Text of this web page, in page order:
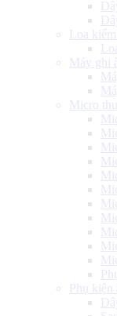
Loa
Máy ghi
Micro
Phụ kiện